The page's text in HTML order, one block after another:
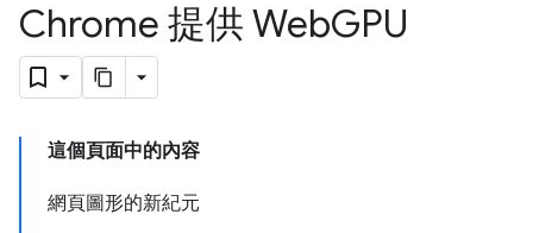
Chrome 提供 WebGPU
這個頁面中的內容
網頁圖形的新紀元